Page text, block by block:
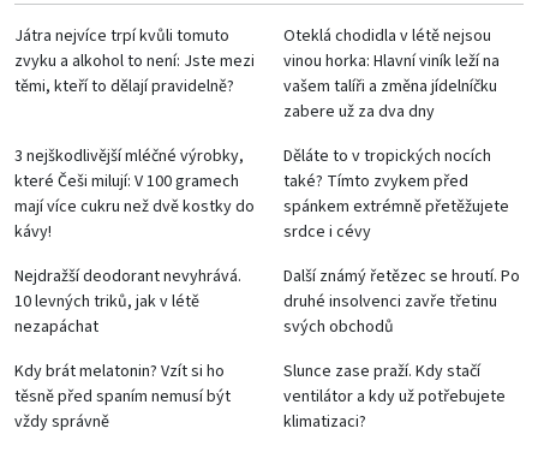
Játra nejvíce trpí kvůli tomuto
zvyku a alkohol to není: Jste mezi
těmi, kteří to dělají pravidelně?
Oteklá chodidla v létě nejsou
vinou horka: Hlavní viník leží na
vašem talíři a změna jídelníčku
zabere už za dva dny
3 nejškodlivější mléčné výrobky,
které Češi milují: V 100 gramech
mají více cukru než dvě kostky do
kávy!
Děláte to v tropických nocích
také? Tímto zvykem před
spánkem extrémně přetěžujete
srdce i cévy
Nejdražší deodorant nevyhrává.
10 levných triků, jak v létě
nezapáchat
Další známý řetězec se hroutí. Po
druhé insolvenci zavře třetinu
svých obchodů
Kdy brát melatonin? Vzít si ho
těsně před spaním nemusí být
vždy správně
Slunce zase praží. Kdy stačí
ventilátor a kdy už potřebujete
klimatizaci?